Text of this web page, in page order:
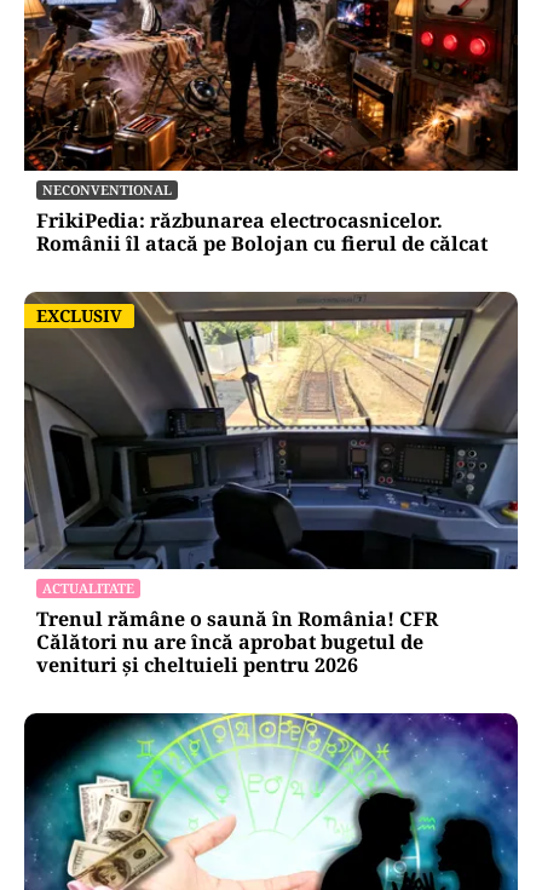
NECONVENTIONAL
FrikiPedia: răzbunarea electrocasnicelor.
Românii îl atacă pe Bolojan cu fierul de călcat
EXCLUSIV
EXCLUSIV
ACTUALITATE
Trenul rămâne o saună în România! CFR
Călători nu are încă aprobat bugetul de
venituri și cheltuieli pentru 2026